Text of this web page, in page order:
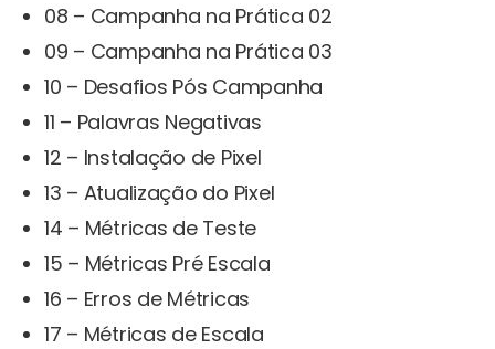
08 – Campanha na Prática 02
09 – Campanha na Prática 03
10 – Desafios Pós Campanha
11 – Palavras Negativas
12 – Instalação de Pixel
13 – Atualização do Pixel
14 – Métricas de Teste
15 – Métricas Pré Escala
16 – Erros de Métricas
17 – Métricas de Escala